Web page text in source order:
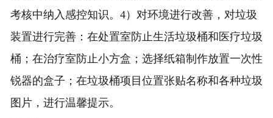
考核中纳入感控知识。4）对环境进行改善，对垃圾
装置进行完善：在处置室防止生活垃圾桶和医疗垃圾
桶；在治疗室防止小方盒；选择纸箱制作放置一次性
锐器的盒子；在垃圾桶项目位置张贴名称和各种垃圾
图片，进行温馨提示。